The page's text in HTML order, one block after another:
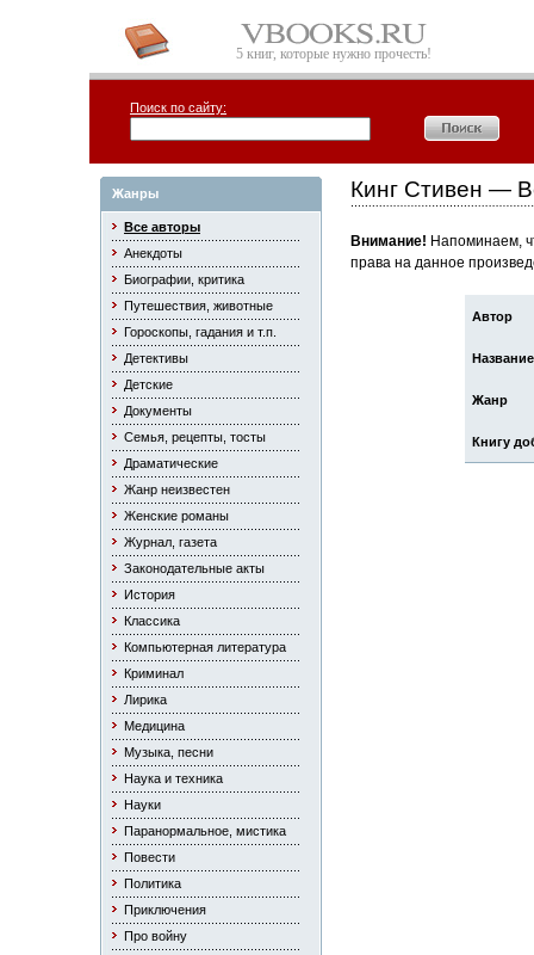
5 книг, которые нужно прочесть!
Поиск по сайту:
Жанры
Все авторы
Анекдоты
Биографии, критика
Путешествия, животные
Гороскопы, гадания и т.п.
Детективы
Детские
Документы
Семья, рецепты, тосты
Драматические
Жанр неизвестен
Женские романы
Журнал, газета
Законодательные акты
История
Классика
Компьютерная литература
Криминал
Лирика
Медицина
Музыка, песни
Наука и техника
Науки
Паранормальное, мистика
Повести
Политика
Приключения
Про войну
Кинг Стивен —
Внимание! Напоминаем,
права на данное
Автор
Название
Жанр
Книгу